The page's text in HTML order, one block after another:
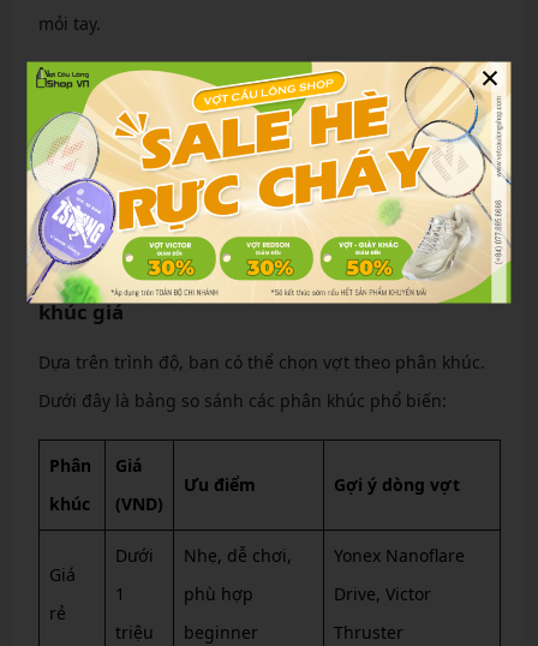
mỏi tay.
Vật liệu và công nghệ
Vật liệu như carbon fiber, graphite mang lại độ bền và
nhẹ. Công nghệ như isometric head giúp sweet spot lớn
hơn, tha thứ lỗi hơn cho người mới. Chọn vợt có công
nghệ cơ bản để tránh phức tạp.
Gợi ý các dòng vợt lý tưởng theo từng phân
khúc giá
Dựa trên trình độ, bạn có thể chọn vợt theo phân khúc.
Dưới đây là bảng so sánh các phân khúc phổ biến:
Phân
khúc
Giá
(VND)
Ưu điểm Gợi ý dòng vợt
Giá
rẻ
Dưới
1
triệu
Nhẹ, dễ chơi,
phù hợp
beginner
Yonex Nanoflare
Drive, Victor
Thruster
×